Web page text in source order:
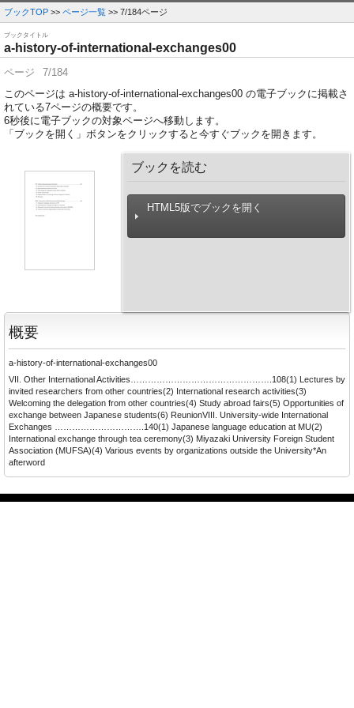
ブックTOP >> ページ一覧 >> 7/184ページ
ブックタイトル
a-history-of-international-exchanges00
ページ
7/184
このページは a-history-of-international-exchanges00 の電子ブックに掲載さ
れている7ページの概要です。
6秒後に電子ブックの対象ページへ移動します。
「ブックを開く」ボタンをクリックすると今すぐブックを開きます。
ブックを読む
HTML5版でブックを開く
概要
a-history-of-international-exchanges00
VII. Other International Activities………………………………………….108(1) Lectures by
invited researchers from other countries(2) International research activities(3)
Welcoming the delegation from other countries(4) Study abroad fairs(5) Opportunities of
exchange between Japanese students(6) ReunionVIII. University-wide International
Exchanges ………………………….140(1) Japanese language education at MU(2)
International exchange through tea ceremony(3) Miyazaki University Foreign Student
Association (MUFSA)(4) Various events by organizations outside the University*An
afterword